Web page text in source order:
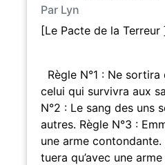
Par Lyn
[Le Pacte de la Terreur
Règle N°1 : Ne
celui qui survivra aux
N°2 : Le sang des uns
autres. Règle N°3 :
une arme contondante.
tuera qu’avec une